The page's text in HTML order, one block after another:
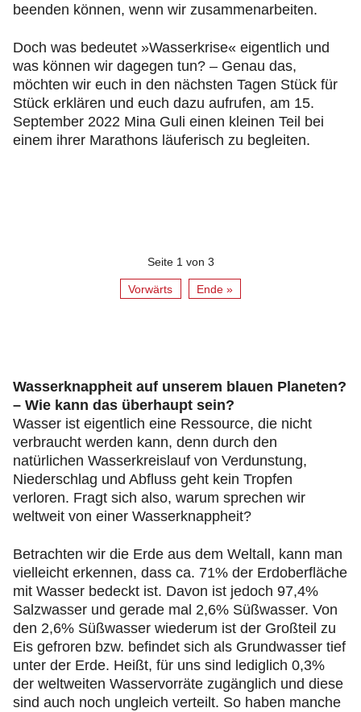
beenden können, wenn wir zusammenarbeiten.
Doch was bedeutet »Wasserkrise« eigentlich und
was können wir dagegen tun? – Genau das,
möchten wir euch in den nächsten Tagen Stück für
Stück erklären und euch dazu aufrufen, am 15.
September 2022 Mina Guli einen kleinen Teil bei
einem ihrer Marathons läuferisch zu begleiten.
Seite 1 von 3
Vorwärts Ende »
Wasserknappheit auf unserem blauen Planeten?
– Wie kann das überhaupt sein?
Wasser ist eigentlich eine Ressource, die nicht
verbraucht werden kann, denn durch den
natürlichen Wasserkreislauf von Verdunstung,
Niederschlag und Abfluss geht kein Tropfen
verloren. Fragt sich also, warum sprechen wir
weltweit von einer Wasserknappheit?
Betrachten wir die Erde aus dem Weltall, kann man
vielleicht erkennen, dass ca. 71% der Erdoberfläche
mit Wasser bedeckt ist. Davon ist jedoch 97,4%
Salzwasser und gerade mal 2,6% Süßwasser. Von
den 2,6% Süßwasser wiederum ist der Großteil zu
Eis gefroren bzw. befindet sich als Grundwasser tief
unter der Erde. Heißt, für uns sind lediglich 0,3%
der weltweiten Wasservorräte zugänglich und diese
sind auch noch ungleich verteilt. So haben manche